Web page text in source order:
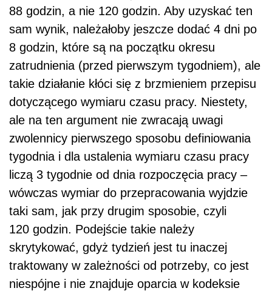
88 godzin, a nie 120 godzin. Aby uzyskać ten
sam wynik, należałoby jeszcze dodać 4 dni po
8 godzin, które są na początku okresu
zatrudnienia (przed pierwszym tygodniem), ale
takie działanie kłóci się z brzmieniem przepisu
dotyczącego wymiaru czasu pracy. Niestety,
ale na ten argument nie zwracają uwagi
zwolennicy pierwszego sposobu definiowania
tygodnia i dla ustalenia wymiaru czasu pracy
liczą 3 tygodnie od dnia rozpoczęcia pracy –
wówczas wymiar do przepracowania wyjdzie
taki sam, jak przy drugim sposobie, czyli
120 godzin. Podejście takie należy
skrytykować, gdyż tydzień jest tu inaczej
traktowany w zależności od potrzeby, co jest
niespójne i nie znajduje oparcia w kodeksie